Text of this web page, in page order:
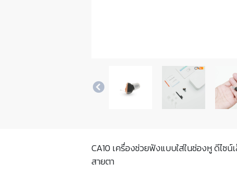
CA10 เครื่องช่วยฟังแบบใส่ในช่องหู ดีไซ
สายตา